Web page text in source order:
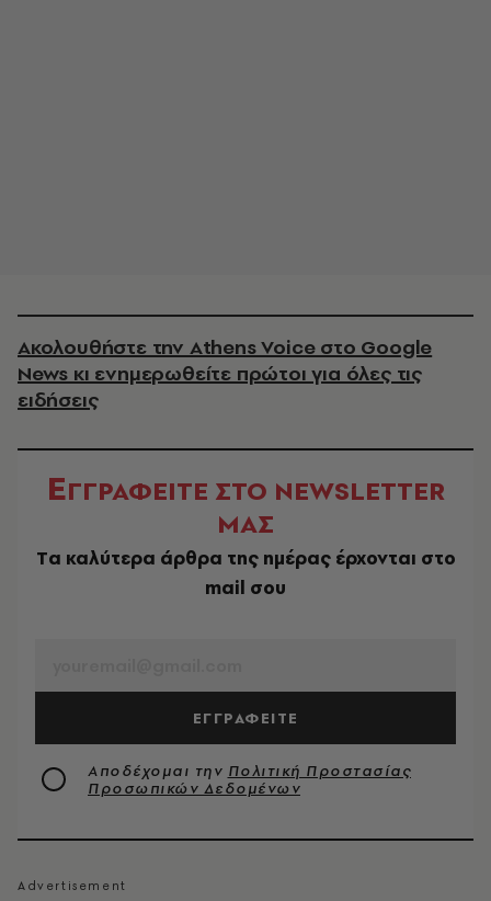
Ακολουθήστε την Athens Voice στο Google
News κι ενημερωθείτε πρώτοι για όλες τις
ειδήσεις
ΕΓΓΡΑΦΕΙΤΕ ΣΤΟ NEWSLETTER
ΜΑΣ
Tα καλύτερα άρθρα της ημέρας έρχονται στο
mail σου
ΕΓΓΡΑΦΕΙΤΕ
Αποδέχομαι την Πολιτική Προστασίας
Προσωπικών Δεδομένων